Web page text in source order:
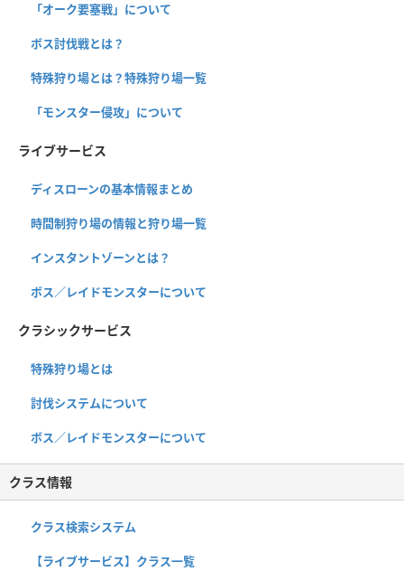
「オーク要塞戦」について
ボス討伐戦とは？
特殊狩り場とは？特殊狩り場一覧
「モンスター侵攻」について
ライブサービス
ディスローンの基本情報まとめ
時間制狩り場の情報と狩り場一覧
インスタントゾーンとは？
ボス／レイドモンスターについて
クラシックサービス
特殊狩り場とは
討伐システムについて
ボス／レイドモンスターについて
クラス情報
クラス検索システム
【ライブサービス】クラス一覧